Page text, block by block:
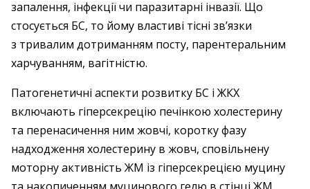
запалення, інфекції чи паразитарні інвазії. Що
стосується БС, то йому властиві тісні зв’язки
з тривалим дотриманням посту, парентеральним
харчуванням, вагітністю.
Патогенетичні аспекти розвитку БС і ЖКХ
включають гіперсекрецію печінкою холестерину
та перенасичення ним жовчі, коротку фазу
надходження холестерину в жовч, сповільнену
моторну активність ЖМ із гіперсекрецією муцину